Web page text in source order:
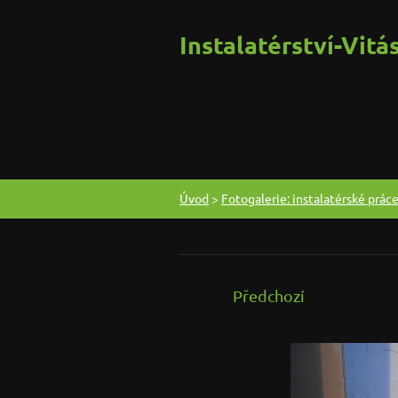
Instalatérství-
Úvod > Fotogalerie: instalatérské práce
Předchozí